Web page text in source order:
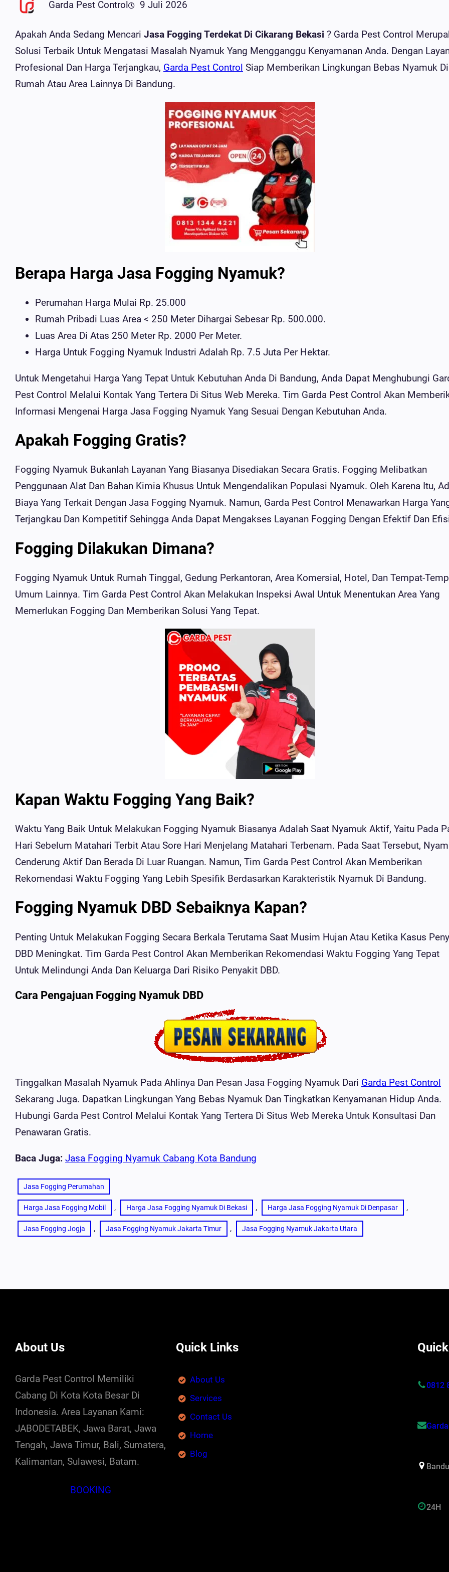
Garda Pest Control 9 Juli 2026
Apakah Anda Sedang Mencari Jasa Fogging Terdekat Di Cikarang Bekasi ? Garda Pest Control
Solusi Terbaik Untuk Mengatasi Masalah Nyamuk Yang Mengganggu Kenyamanan Anda. Dengan
Profesional Dan Harga Terjangkau, Garda Pest Control Siap Memberikan Lingkungan Bebas Nyamuk Di
Rumah Atau Area Lainnya Di Bandung.
Berapa Harga Jasa Fogging Nyamuk?
Perumahan Harga Mulai Rp. 25.000
Rumah Pribadi Luas Area < 250 Meter Dihargai Sebesar Rp. 500.000.
Luas Area Di Atas 250 Meter Rp. 2000 Per Meter.
Harga Untuk Fogging Nyamuk Industri Adalah Rp. 7.5 Juta Per Hektar.
Untuk Mengetahui Harga Yang Tepat Untuk Kebutuhan Anda Di Bandung, Anda Dapat Menghubungi
Pest Control Melalui Kontak Yang Tertera Di Situs Web Mereka. Tim Garda Pest Control Akan
Informasi Mengenai Harga Jasa Fogging Nyamuk Yang Sesuai Dengan Kebutuhan Anda.
Apakah Fogging Gratis?
Fogging Nyamuk Bukanlah Layanan Yang Biasanya Disediakan Secara Gratis. Fogging Melibatkan
Penggunaan Alat Dan Bahan Kimia Khusus Untuk Mengendalikan Populasi Nyamuk. Oleh Karena Itu,
Biaya Yang Terkait Dengan Jasa Fogging Nyamuk. Namun, Garda Pest Control Menawarkan Harga
Terjangkau Dan Kompetitif Sehingga Anda Dapat Mengakses Layanan Fogging Dengan Efektif Dan
Fogging Dilakukan Dimana?
Fogging Nyamuk Untuk Rumah Tinggal, Gedung Perkantoran, Area Komersial, Hotel, Dan Tempat-
Umum Lainnya. Tim Garda Pest Control Akan Melakukan Inspeksi Awal Untuk Menentukan Area Yang
Memerlukan Fogging Dan Memberikan Solusi Yang Tepat.
Kapan Waktu Fogging Yang Baik?
Waktu Yang Baik Untuk Melakukan Fogging Nyamuk Biasanya Adalah Saat Nyamuk Aktif, Yaitu Pada
Hari Sebelum Matahari Terbit Atau Sore Hari Menjelang Matahari Terbenam. Pada Saat Tersebut,
Cenderung Aktif Dan Berada Di Luar Ruangan. Namun, Tim Garda Pest Control Akan Memberikan
Rekomendasi Waktu Fogging Yang Lebih Spesifik Berdasarkan Karakteristik Nyamuk Di Bandung.
Fogging Nyamuk DBD Sebaiknya Kapan?
Penting Untuk Melakukan Fogging Secara Berkala Terutama Saat Musim Hujan Atau Ketika Kasus
DBD Meningkat. Tim Garda Pest Control Akan Memberikan Rekomendasi Waktu Fogging Yang Tepat
Untuk Melindungi Anda Dan Keluarga Dari Risiko Penyakit DBD.
Cara Pengajuan Fogging Nyamuk DBD
Tinggalkan Masalah Nyamuk Pada Ahlinya Dan Pesan Jasa Fogging Nyamuk Dari Garda Pest Control
Sekarang Juga. Dapatkan Lingkungan Yang Bebas Nyamuk Dan Tingkatkan Kenyamanan Hidup Anda.
Hubungi Garda Pest Control Melalui Kontak Yang Tertera Di Situs Web Mereka Untuk Konsultasi Dan
Penawaran Gratis.
Baca Juga: Jasa Fogging Nyamuk Cabang Kota Bandung
Jasa Fogging Perumahan
Harga Jasa Fogging Mobil , Harga Jasa Fogging Nyamuk Di Bekasi , Harga Jasa Fogging Nyamuk Di Denpasar ,
Jasa Fogging Jogja , Jasa Fogging Nyamuk Jakarta Timur , Jasa Fogging Nyamuk Jakarta Utara
About Us
Garda Pest Control Memiliki
Cabang Di Kota Kota Besar Di
Indonesia. Area Layanan Kami:
JABODETABEK, Jawa Barat, Jawa
Tengah, Jawa Timur, Bali, Sumatera,
Kalimantan, Sulawesi, Batam.
BOOKING
Quick Links
About Us
Services
Contact Us
Home
Blog
0812
24H